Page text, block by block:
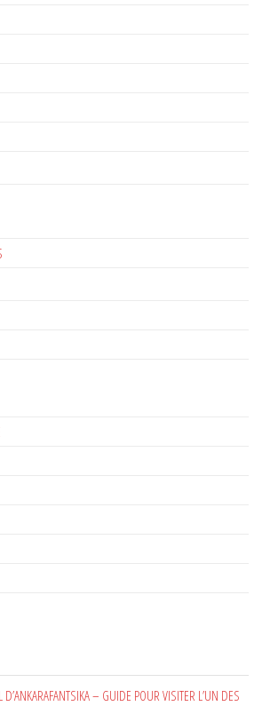
– GUIDE POUR VISITER L’UN DES